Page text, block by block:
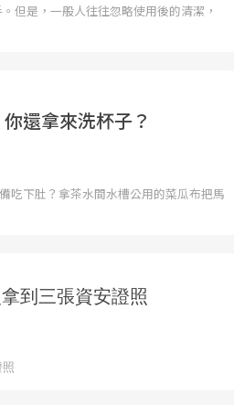
但是，一般人往往忽略使用後的清潔，
還拿來洗杯子？
吃下肚？拿茶水間水槽公用的菜瓜布把馬